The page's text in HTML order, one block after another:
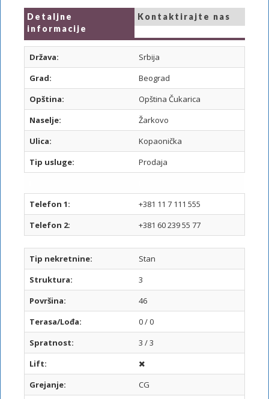
Detaljne
informacije
Kontaktirajte nas
Država:
Srbija
Grad:
Beograd
Opština:
Opština Čukarica
Naselje:
Žarkovo
Ulica:
Kopaonička
Tip usluge:
Prodaja
Telefon 1:
+381 11 7 111 555
Telefon 2:
+381 60 239 55 77
Tip nekretnine:
Stan
Struktura:
3
Površina:
46
Terasa/Lođa:
0 / 0
Spratnost:
3 / 3
Lift:
Grejanje:
CG